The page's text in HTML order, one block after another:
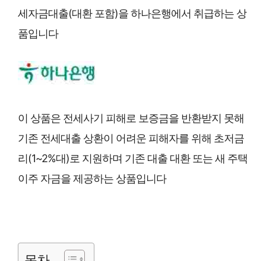
세자금대출(대환 포함)을 하나은행에서 취급하는 상
품입니다
이 상품은 전세사기 피해로 보증금을 반환받지 못해
기존 전세대출 상환이 어려운 피해자를 위해 초저금
리(1~2%대)로 지원하며 기존 대출 대환 또는 새 주택
이주 자금을 제공하는 상품입니다